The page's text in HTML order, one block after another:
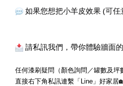
如果您想把小羊皮效果 (可
請私訊我們，帶你體驗牆面
任何漆刷疑問（顏色詢問／罐數及坪
直接右下角私訊連繫「Line」好家居